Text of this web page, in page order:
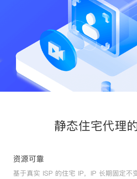
静态住宅代理
资源可靠
基于真实 ISP 的住宅 IP，IP 长期固定不